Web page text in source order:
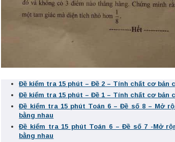
Đề kiểm tra 15 phút – Đề 2 – Tính chất cơ bản
Đề kiểm tra 15 phút – Đề 1 – Tính chất cơ bản
Đề kiểm tra 15 phút Toán 6 – Đề số 8 – Mở
bằng nhau
Đề kiểm tra 15 phút Toán 6 – Đề số 7 -Mở
bằng nhau